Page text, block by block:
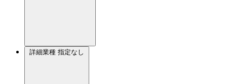
詳細業種 指定なし